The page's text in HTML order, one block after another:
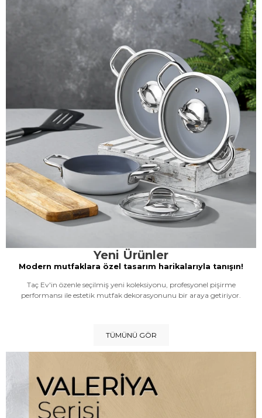
Yeni Ürünler
Modern mutfaklara özel tasarım harikalarıyla tanışın!
Taç Ev'in özenle seçilmiş yeni koleksiyonu, profesyonel pişirme
performansı ile estetik mutfak dekorasyonunu bir araya getiriyor.
TÜMÜNÜ GÖR